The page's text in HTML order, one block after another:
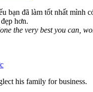
bạn đã làm tốt nhất mình
hơn.
the very best you can,
his family for business.